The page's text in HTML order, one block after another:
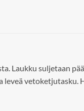
Laukku suljetaan
vetoketjutasku.